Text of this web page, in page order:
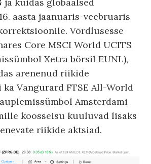
aasta jaanuaris-veebruaris
Võrdlusesse
Core MSCI World UCITS
Xetra börsil EUNL),
arenenud riikide
Vangurard FTSE All-World
Amsterdami
koosseisu kuuluvad lisaks
riikide aktsiad.